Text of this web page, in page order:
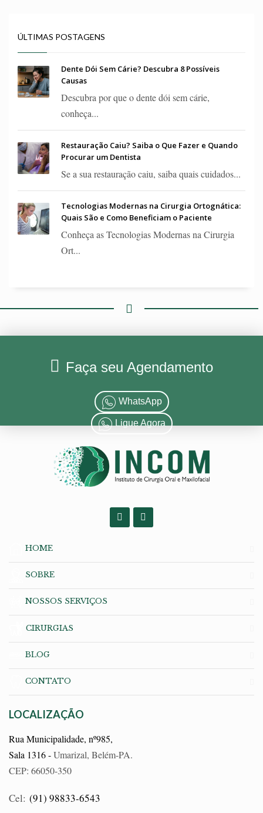
ÚLTIMAS POSTAGENS
Dente Dói Sem Cárie? Descubra 8 Possíveis
Causas
Descubra por que o dente dói sem cárie,
conheça...
Restauração Caiu? Saiba o Que Fazer e Quando
Procurar um Dentista
Se a sua restauração caiu, saiba quais cuidados...
Tecnologias Modernas na Cirurgia Ortognática:
Quais São e Como Beneficiam o Paciente
Conheça as Tecnologias Modernas na Cirurgia
Ort...
Faça seu Agendamento
WhatsApp
Ligue Agora
HOME
SOBRE
NOSSOS SERVIÇOS
CIRURGIAS
BLOG
CONTATO
LOCALIZAÇÃO
Rua Municipalidade, nº985,
Sala 1316 -Umarizal, Belém-PA.
CEP: 66050-350
Cel: (91) 98833-6543